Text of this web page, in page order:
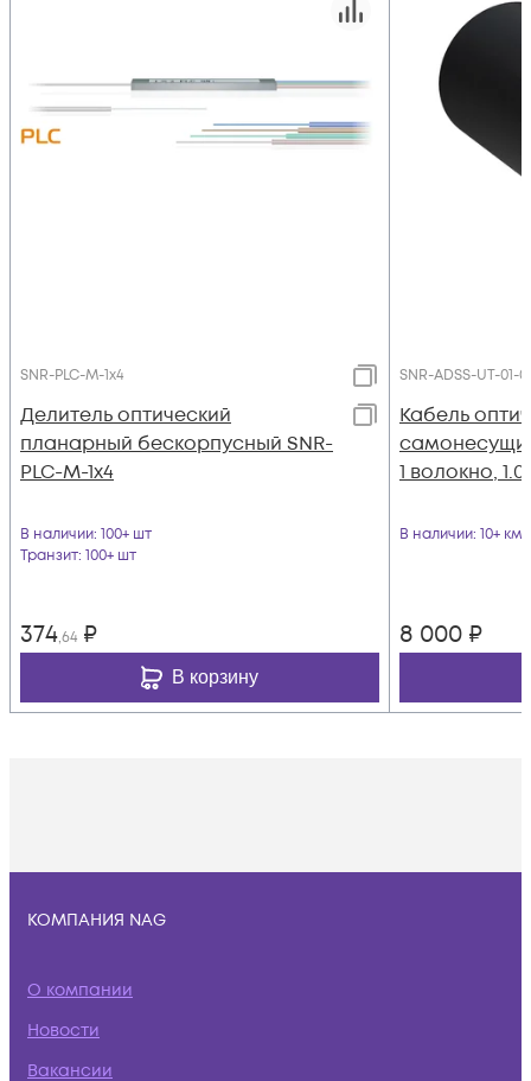
SNR-PLC-M-1x4
Делитель оптический
планарный бескорпусный SNR-
PLC-M-1x4
В наличии: 100+ шт
Транзит: 100+ шт
374,64 ₽
В корзину
SNR-ADSS-UT-01-
Кабель
1 волокно,
В наличии: 10+ км
8 000 ₽
КОМПАНИЯ NAG
О компании
Новости
Вакансии